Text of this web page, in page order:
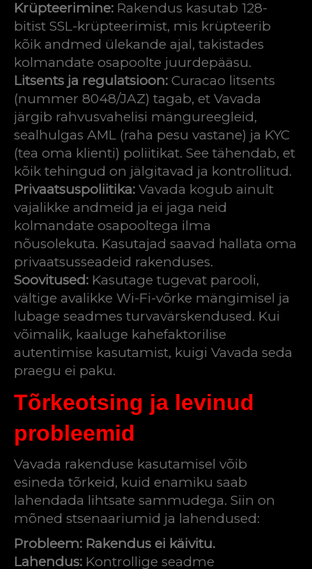
Krüpteerimine: Rakendus kasutab 128-
bitist SSL-krüpteerimist, mis krüpteerib
kõik andmed ülekande ajal, takistades
kolmandate osapoolte juurdepääsu.
Litsents ja regulatsioon: Curacao litsents
(nummer 8048/JAZ) tagab, et Vavada
järgib rahvusvahelisi mängureegleid,
sealhulgas AML (raha pesu vastane) ja KYC
(tea oma klienti) poliitikat. See tähendab, et
kõik tehingud on jälgitavad ja kontrollitud.
Privaatsuspoliitika: Vavada kogub ainult
vajalikke andmeid ja ei jaga neid
kolmandate osapooltega ilma
nõusolekuta. Kasutajad saavad hallata oma
privaatsusseadeid rakenduses.
Soovitused: Kasutage tugevat parooli,
vältige avalikke Wi-Fi-võrke mängimisel ja
lubage seadmes turvavärskendused. Kui
võimalik, kaaluge kahefaktorilise
autentimise kasutamist, kuigi Vavada seda
praegu ei paku.
Tõrkeotsing ja levinud
probleemid
Vavada rakenduse kasutamisel võib
esineda tõrkeid, kuid enamiku saab
lahendada lihtsate sammudega. Siin on
mõned stsenaariumid ja lahendused:
Probleem: Rakendus ei käivitu.
Lahendus: Kontrollige seadme